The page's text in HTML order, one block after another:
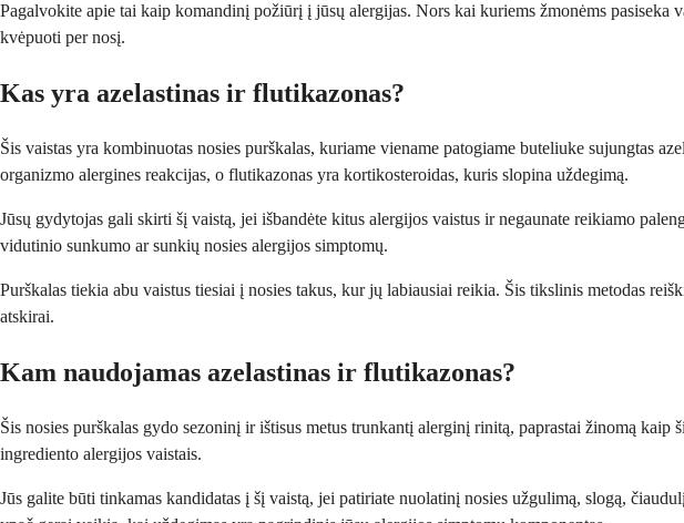
Pagalvokite apie tai kaip komandinį požiūrį į jūsų alergijas. Nors kai kuriems žmonėms
kvėpuoti per nosį.
Kas yra azelastinas ir flutikazonas?
Šis vaistas yra kombinuotas nosies purškalas, kuriame viename patogiame buteliuke sujungtas
organizmo alergines reakcijas, o flutikazonas yra kortikosteroidas, kuris slopina uždegimą.
Jūsų gydytojas gali skirti šį vaistą, jei išbandėte kitus alergijos vaistus ir negaunate reikiamo
vidutinio sunkumo ar sunkių nosies alergijos simptomų.
Purškalas tiekia abu vaistus tiesiai į nosies takus, kur jų labiausiai reikia. Šis tikslinis metodas
atskirai.
Kam naudojamas azelastinas ir flutikazonas?
Šis nosies purškalas gydo sezoninį ir ištisus metus trunkantį alerginį rinitą, paprastai žinomą
ingrediento alergijos vaistais.
Jūs galite būti tinkamas kandidatas į šį vaistą, jei patiriate nuolatinį nosies užgulimą, slogą,